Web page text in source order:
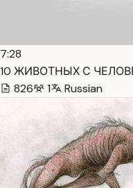
7:28
10 ЖИВОТНЫХ С
826
1 Russian